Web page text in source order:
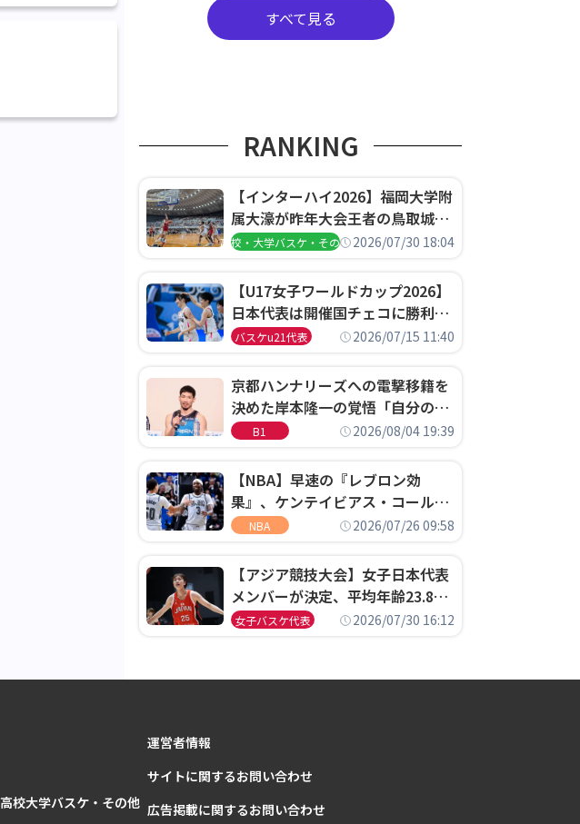
すべて見る
RANKING
【インターハイ2026】福岡大学附
属大濠が昨年大会王者の鳥取城北
を撃破、大阪薫英女学院は岐阜女
高校・大学バスケ・その他2026/07/30 18:04
【U17女子ワールドカップ2026】
日本代表は開催国チェコに勝利し
て予選グループ3連勝で首位通
決定
バスケu21代表 2026/07/15 11:40
京都ハンナリーズへの電撃移籍を
決めた岸本隆一の覚悟「自分のエ
ゴというちっぽけなことのため
B1 2026/08/04 19:39
【NBA】早速の『レブロン効
果』、ケンテイビアス・コールド
ウェル・ポープがセブンティシク
NBA 2026/07/26 09:58
【アジア競技大会】女子日本代表
メンバーが決定、平均年齢23.8歳
のフレッシュなメンバーが日本開
女子バスケ代表 2026/07/30 16:12
高校大学バスケ・その他
運営者情報
サイトに関するお問い合わせ
広告掲載に関するお問い合わせ